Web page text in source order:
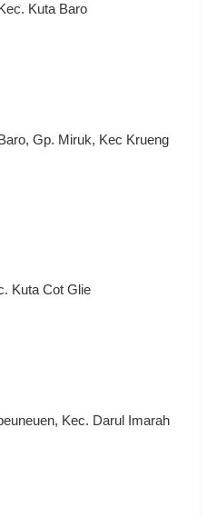
Kuta Baro
Gp. Miruk, Kec Krueng
Kuta Cot Glie
Kec. Darul Imarah